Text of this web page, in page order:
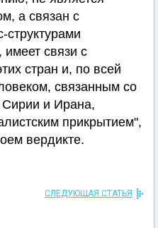
а связан с
структурами
имеет связи с
стран и, по всей
связанным со
Сирии и Ирана,
прикрытием",
вердикте.
СЛЕДУЮЩАЯ СТАТЬЯ